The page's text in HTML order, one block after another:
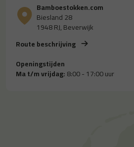
Bamboestokken.com
Biesland 28
1948 RJ, Beverwijk
Route beschrijving
Openingstijden
Ma t/m vrijdag:8:00 - 17:00 uur